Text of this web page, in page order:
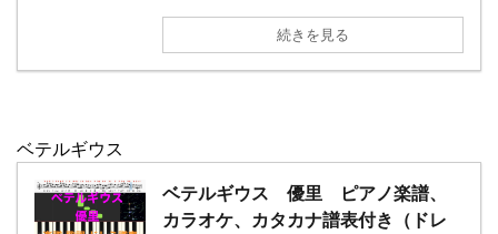
続きを見る
ベテルギウス
ベテルギウス 優里 ピアノ楽譜、
カラオケ、カタカナ譜表付き（ドレ